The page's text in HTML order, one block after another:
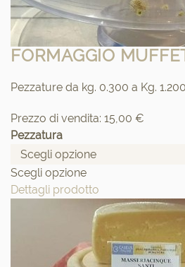
FORMAGGIO
Pezzature da kg. 0.300 a Kg.
Prezzo di vendita: 15,00 €
Pezzatura
Scegli opzione
Dettagli prodotto